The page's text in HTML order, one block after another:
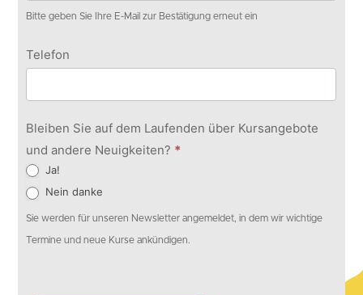
Bitte geben Sie Ihre E-Mail zur Bestätigung erneut ein
Telefon
Bleiben Sie auf dem Laufenden über Kursangebote
und andere Neuigkeiten? *
Ja!
Nein danke
Sie werden für unseren Newsletter angemeldet, in dem wir wichtige
Termine und neue Kurse ankündigen.